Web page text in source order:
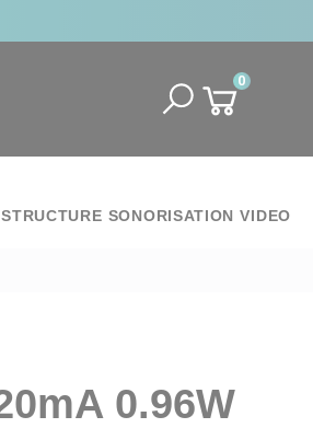
0
SONORISATION VIDEO
0.96W